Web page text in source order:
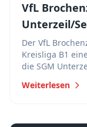
VfL
Unterzeil/
Der VfL
Kreisliga B1
die SGM
Strecken nur
Weiterlesen